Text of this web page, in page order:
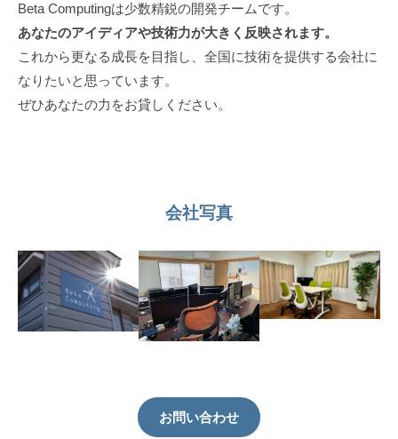
Beta Computingは少数精鋭の開発チームです。
あなたのアイディアや技術力が大きく反映されます。
これから更なる成長を目指し、全国に技術を提供する会社に
なりたいと思っています。
ぜひあなたの力をお貸しください。
会社写真
お問い合わせ